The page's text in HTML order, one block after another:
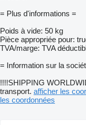
= Plus d'informations =
Poids à vide: 50 kg
Pièce appropriée pour:
TVA/marge: TVA
= Information sur la
!!!!SHIPPING
transport. afficher les
les coordonnées